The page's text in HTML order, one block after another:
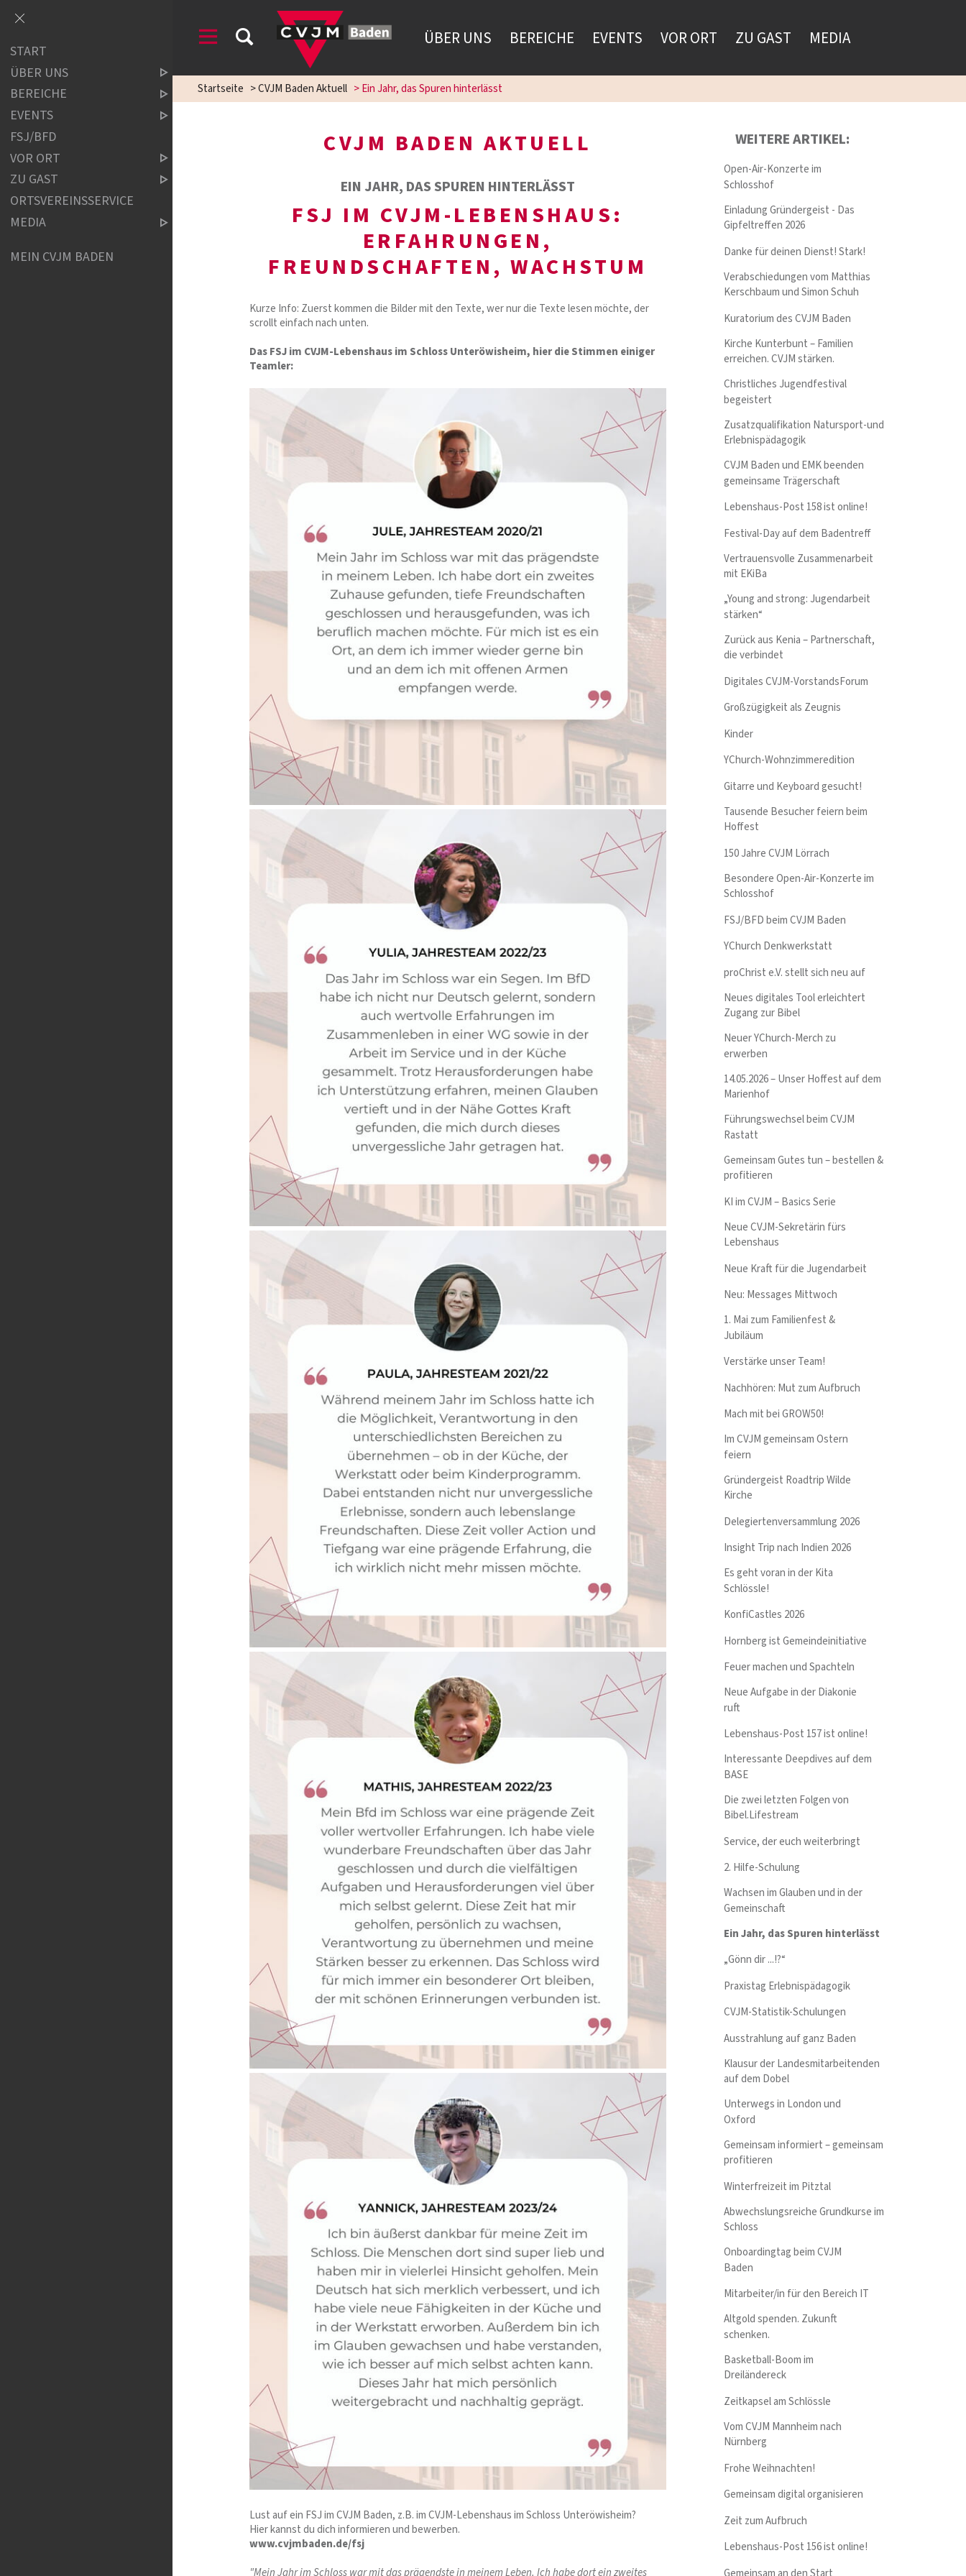
ÜBER UNS BEREICHE EVENTS VOR ORT ZU GAST MEDIA
Startseite >CVJM Baden Aktuell >Ein Jahr, das Spuren hinterlässt
CVJM BADEN AKTUELL
EIN JAHR, DAS SPUREN HINTERLÄSST
FSJ IM CVJM-LEBENSHAUS:
ERFAHRUNGEN,
FREUNDSCHAFTEN, WACHSTUM
Kurze Info: Zuerst kommen die Bilder mit den Texte, wer nur die Texte lesen möchte, der
scrollt einfach nach unten.
Das FSJ im CVJM-Lebenshaus im Schloss Unteröwisheim, hier die Stimmen einiger
Teamler:
Lust auf ein FSJ im CVJM Baden, z.B. im CVJM-Lebenshaus im Schloss Unteröwisheim?
Hier kannst du dich informieren und bewerben.
www.cvjmbaden.de/fsj
"Mein Jahr im Schloss war mit das prägendste in meinem Leben. Ich habe dort ein zweites
WEITERE ARTIKEL:
Open-Air-Konzerte im
Schlosshof
Einladung Gründergeist - Das
Gipfeltreffen 2026
Danke für deinen Dienst! Stark!
Verabschiedungen vom Matthias
Kerschbaum und Simon Schuh
Kuratorium des CVJM Baden
Kirche Kunterbunt – Familien
erreichen. CVJM stärken.
Christliches Jugendfestival
begeistert
Zusatzqualifikation Natursport-und
Erlebnispädagogik
CVJM Baden und EMK beenden
gemeinsame Trägerschaft
Lebenshaus-Post 158 ist online!
Festival-Day auf dem Badentreff
Vertrauensvolle Zusammenarbeit
mit EKiBa
„Young and strong: Jugendarbeit
stärken“
Zurück aus Kenia – Partnerschaft,
die verbindet
Digitales CVJM-VorstandsForum
Großzügigkeit als Zeugnis
Kinder
YChurch-Wohnzimmeredition
Gitarre und Keyboard gesucht!
Tausende Besucher feiern beim
Hoffest
150 Jahre CVJM Lörrach
Besondere Open-Air-Konzerte im
Schlosshof
FSJ/BFD beim CVJM Baden
YChurch Denkwerkstatt
proChrist e.V. stellt sich neu auf
Neues digitales Tool erleichtert
Zugang zur Bibel
Neuer YChurch-Merch zu
erwerben
14.05.2026 – Unser Hoffest auf dem
Marienhof
Führungswechsel beim CVJM
Rastatt
Gemeinsam Gutes tun – bestellen &
profitieren
KI im CVJM – Basics Serie
Neue CVJM-Sekretärin fürs
Lebenshaus
Neue Kraft für die Jugendarbeit
Neu: Messages Mittwoch
1. Mai zum Familienfest &
Jubiläum
Verstärke unser Team!
Nachhören: Mut zum Aufbruch
Mach mit bei GROW50!
Im CVJM gemeinsam Ostern
feiern
Gründergeist Roadtrip Wilde
Kirche
Delegiertenversammlung 2026
Insight Trip nach Indien 2026
Es geht voran in der Kita
Schlössle!
KonfiCastles 2026
Hornberg ist Gemeindeinitiative
Feuer machen und Spachteln
Neue Aufgabe in der Diakonie
ruft
Lebenshaus-Post 157 ist online!
Interessante Deepdives auf dem
BASE
Die zwei letzten Folgen von
Bibel.Lifestream
Service, der euch weiterbringt
2. Hilfe-Schulung
Wachsen im Glauben und in der
Gemeinschaft
Ein Jahr, das Spuren hinterlässt
„Gönn dir ...!?“
Praxistag Erlebnispädagogik
CVJM-Statistik-Schulungen
Ausstrahlung auf ganz Baden
Klausur der Landesmitarbeitenden
auf dem Dobel
Unterwegs in London und
Oxford
Gemeinsam informiert – gemeinsam
profitieren
Winterfreizeit im Pitztal
Abwechslungsreiche Grundkurse im
Schloss
Onboardingtag beim CVJM
Baden
Mitarbeiter/in für den Bereich IT
Altgold spenden. Zukunft
schenken.
Basketball-Boom im
Dreiländereck
Zeitkapsel am Schlössle
Vom CVJM Mannheim nach
Nürnberg
Frohe Weihnachten!
Gemeinsam digital organisieren
Zeit zum Aufbruch
Lebenshaus-Post 156 ist online!
START
ÜBER UNS
BEREICHE
EVENTS
FSJ/BFD
VOR ORT
ZU GAST
ORTSVEREINSSERVICE
MEDIA
MEIN CVJM BADEN